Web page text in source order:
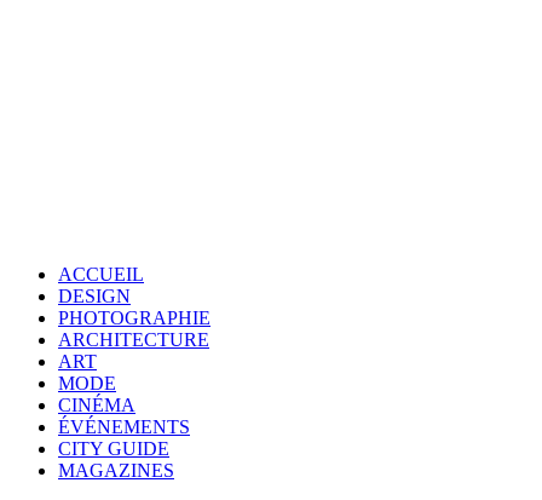
ACCUEIL
DESIGN
PHOTOGRAPHIE
ARCHITECTURE
ART
MODE
CINÉMA
ÉVÉNEMENTS
CITY GUIDE
MAGAZINES